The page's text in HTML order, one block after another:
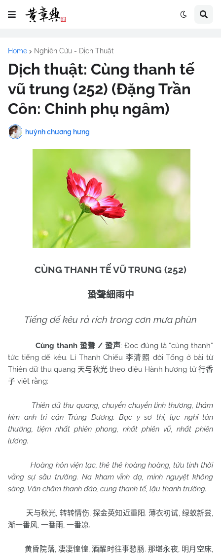
Home Nghiên Cứu - Dịch Thuật
Dịch thuật: Cùng thanh tế
vũ trung (252) (Đặng Trần
Côn: Chinh phụ ngâm)
huỳnh chương hưng
CÙNG THANH TẾ VŨ TRUNG (252)
蛩聲細雨中
Tiếng dế kêu rả rích trong cơn mưa phùn
Cùng thanh 蛩聲 / 蛩声: Đọc đúng là “củng thanh”
tức tiếng dế kêu. Lí Thanh Chiếu 李清照 đời Tống ở bài từ
Thiên dữ thu quang 天与秋光 theo điệu Hành hương tử行香
子 viết rằng:
Thiên dữ thu quang, chuyển chuyển tình thương, thám
kim anh tri cận Trùng Dương. Bạc y sơ thí, lục nghĩ tân
thường, tiệm nhất phiên phong, nhất phiên vũ, nhất phiên
lương.
Hoàng hôn viện lạc, thê thê hoàng hoàng, tửu tinh thời
vãng sự sầu trường. Na kham vĩnh dạ, minh nguyệt không
sàng. Văn châm thanh đảo, cung thanh tế, lậu thanh trường.
天与秋光, 转转情伤,探金英知近重阳.薄衣初试, 绿蚁新尝,
渐一番风, 一番雨, 一番凉.
黄昏院落, 凄凄惶惶,酒醒时往事愁肠. 那堪永夜, 明月空床,